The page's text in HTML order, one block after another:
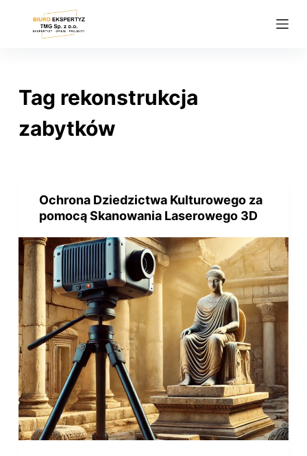
Tag rekonstrukcja
zabytków
Ochrona Dziedzictwa Kulturowego za
pomocą Skanowania Laserowego 3D